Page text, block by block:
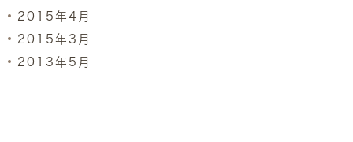
2015年4月
2015年3月
2013年5月